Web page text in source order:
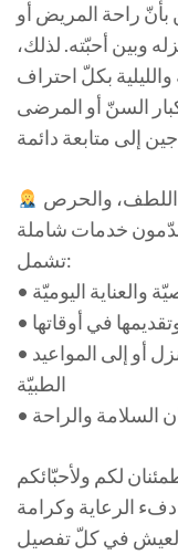
راحة المريض أو
وبين أحبّته. لذلك،
والليلية بكلّ احتراف
السنّ أو المرضى
خدمات شاملة
تشمل:
والعناية اليوميّة
في أوقاتها
• المرافقة خلال التنقلات داخل المنزل أو إلى المواعيد
الطبيّة
السلامة والراحة
الرعاية وكرامة